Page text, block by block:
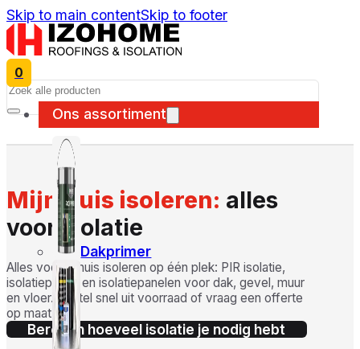
Skip to main contentSkip to footer
0
Ons assortiment
Dakprimer
Search
Mijn huis isoleren: alles
voor isolatie
Alles voor je huis isoleren op één plek: PIR isolatie,
isolatieplaten en isolatiepanelen voor dak, gevel, muur
en vloer. Bestel snel uit voorraad of vraag een offerte
op maat.
Bereken hoeveel isolatie je nodig hebt